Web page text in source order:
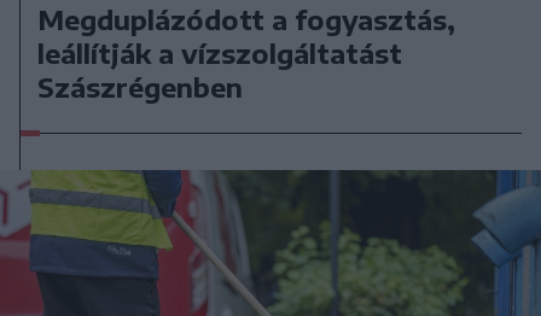
Megduplázódott a fogyasztás,
leállítják a vízszolgáltatást
Szászrégenben